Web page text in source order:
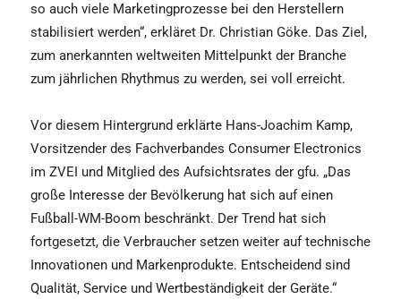
so auch viele Marketingprozesse bei den Herstellern
stabilisiert werden“, erkläret Dr. Christian Göke. Das Ziel,
zum anerkannten weltweiten Mittelpunkt der Branche
zum jährlichen Rhythmus zu werden, sei voll erreicht.
Vor diesem Hintergrund erklärte Hans-Joachim Kamp,
Vorsitzender des Fachverbandes Consumer Electronics
im ZVEI und Mitglied des Aufsichtsrates der gfu. „Das
große Interesse der Bevölkerung hat sich auf einen
Fußball-WM-Boom beschränkt. Der Trend hat sich
fortgesetzt, die Verbraucher setzen weiter auf technische
Innovationen und Markenprodukte. Entscheidend sind
Qualität, Service und Wertbeständigkeit der Geräte.“